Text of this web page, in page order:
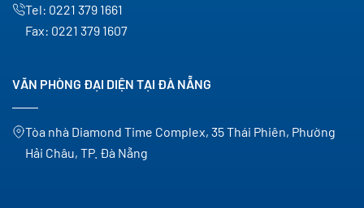
Tel: 0221 379 1661
Fax: 0221 379 1607
VĂN PHÒNG ĐẠI DIỆN TẠI ĐÀ NẴNG
Tòa nhà Diamond Time Complex, 35 Thái Phiên, Phường
Hải Châu, TP. Đà Nẵng